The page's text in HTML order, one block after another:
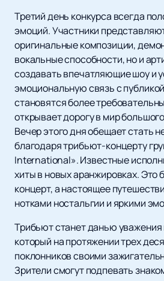
Третий день конкурса всегда
эмоций. Участники
оригинальные композиции,
вокальные способности, но и
создавать впечатляющие шоу и
эмоциональную связь с
становятся более
открывает дорогу в мир
Вечер этого дня обещает стать
благодаря трибьют-концерту
International». Известные
хиты в новых аранжировках. Это
концерт, а настоящее
нотками ностальгии и яркими
Трибьют станет данью уважения
который на протяжении трех
поклонников своими
Зрители смогут подпевать